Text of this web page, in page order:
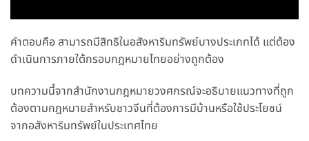
คำตอบคือ สามารถมีสิทธิในอสังหาริมทรัพย์บางประเภทได้ แต่ต้อง
ดำเนินการภายใต้กรอบกฎหมายไทยอย่างถูกต้อง
บทความนี้จากสำนักงานกฎหมายวงศกรณ์จะอธิบายแนวทางที่ถูก
ต้องตามกฎหมายสำหรับชาวจีนที่ต้องการมีบ้านหรือใช้ประโยชน์
จากอสังหาริมทรัพย์ในประเทศไทย